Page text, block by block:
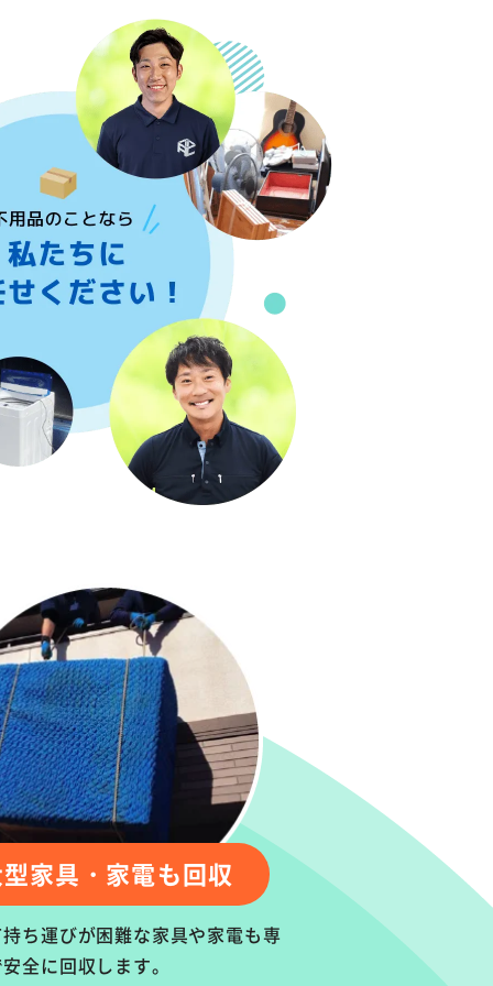
家具・家電も回収
ち運びが困難な家具や家電も専
全に回収します。